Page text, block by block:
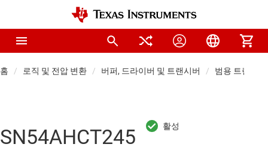
홈 로직 및 전압 변환 버퍼, 드라이버 및 트랜시버 범용 트랜시버
SN54AHCT245